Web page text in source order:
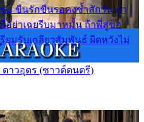
อ ขืนรักขืนรอคงช้ำสักวัน ถ้า
อย่าเฉยรีบมาหมั้น ถ้าพี่สู่ขอ
ยมรับเกลียวสัมพันธ์ ผิดหวังไม่
าวอุดร (ซาวด์ดนตรี)